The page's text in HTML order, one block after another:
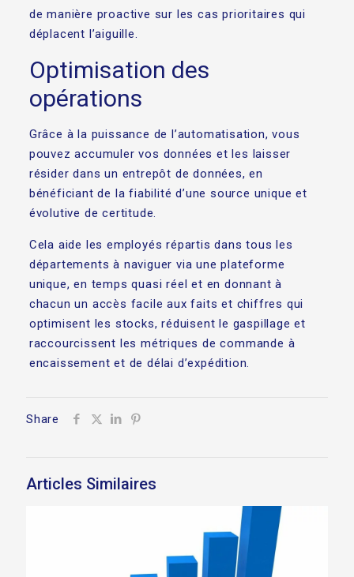
de manière proactive sur les cas prioritaires qui
déplacent l’aiguille.
Optimisation des
opérations
Grâce à la puissance de l’automatisation, vous
pouvez accumuler vos données et les laisser
résider dans un entrepôt de données, en
bénéficiant de la fiabilité d’une source unique et
évolutive de certitude.
Cela aide les employés répartis dans tous les
départements à naviguer via une plateforme
unique, en temps quasi réel et en donnant à
chacun un accès facile aux faits et chiffres qui
optimisent les stocks, réduisent le gaspillage et
raccourcissent les métriques de commande à
encaissement et de délai d’expédition.
Share
Articles Similaires